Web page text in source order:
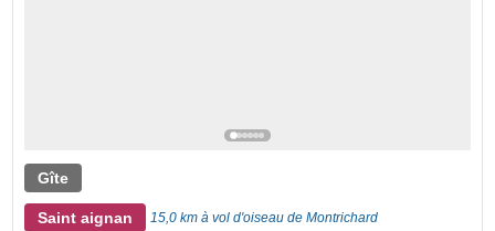
Gîte
Saint aignan 15,0 km à vol d'oiseau de Montrichard